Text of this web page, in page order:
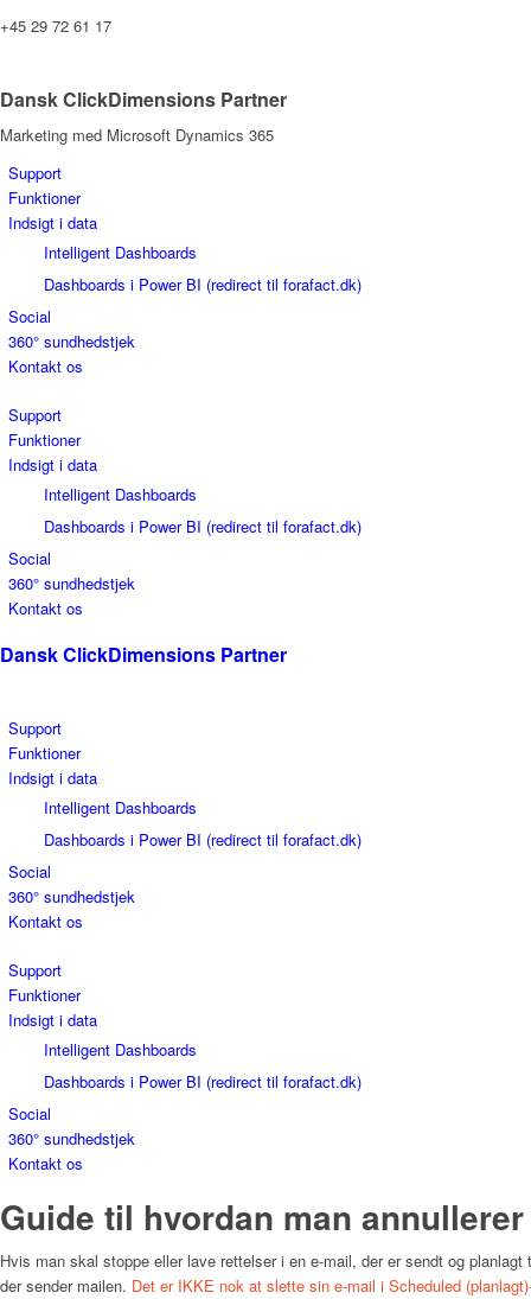
+45 29 72 61 17
Dansk ClickDimensions Partner
Marketing med Microsoft Dynamics 365
Support
Funktioner
Indsigt i data
Intelligent Dashboards
Dashboards i Power BI (redirect til forafact.dk)
Social
360° sundhedstjek
Kontakt os
Support
Funktioner
Indsigt i data
Intelligent Dashboards
Dashboards i Power BI (redirect til forafact.dk)
Social
360° sundhedstjek
Kontakt os
Dansk ClickDimensions Partner
Support
Funktioner
Indsigt i data
Intelligent Dashboards
Dashboards i Power BI (redirect til forafact.dk)
Social
360° sundhedstjek
Kontakt os
Support
Funktioner
Indsigt i data
Intelligent Dashboards
Dashboards i Power BI (redirect til forafact.dk)
Social
360° sundhedstjek
Kontakt os
Guide til hvordan man
Hvis man skal stoppe eller lave rettelser i en e-mail, der er sendt og
der sender mailen. Det er IKKE nok at slette sin e-mail i Scheduled